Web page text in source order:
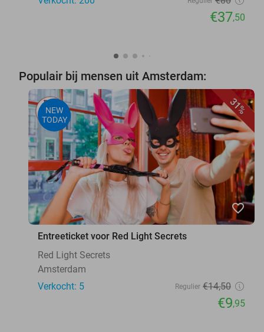
€37,50
Populair bij mensen uit Amsterdam:
31%
NEW
TODAY
favorite_border
Entreeticket voor Red Light Secrets
Red Light Secrets
Amsterdam
Verkocht: 5
Regulier €14,50
€9,95